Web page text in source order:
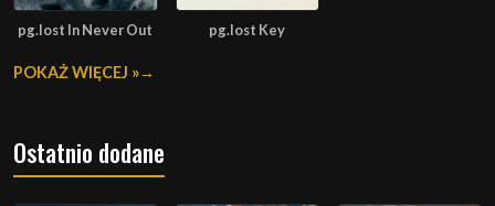
pg.lost In Never Out pg.lost Key
POKAŻ WIĘCEJ »
Ostatnio dodane